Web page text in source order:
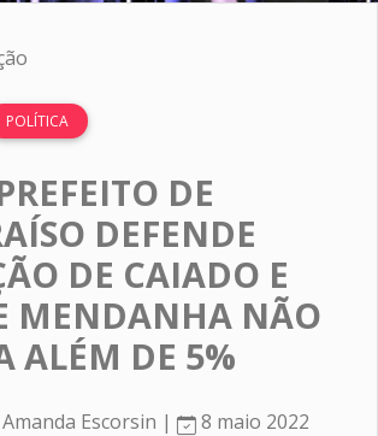
POLÍTICA
DE
DEFENDE
DE CAIADO E
MENDANHA NÃO
ALÉM DE 5%
Escorsin | 8 maio 2022